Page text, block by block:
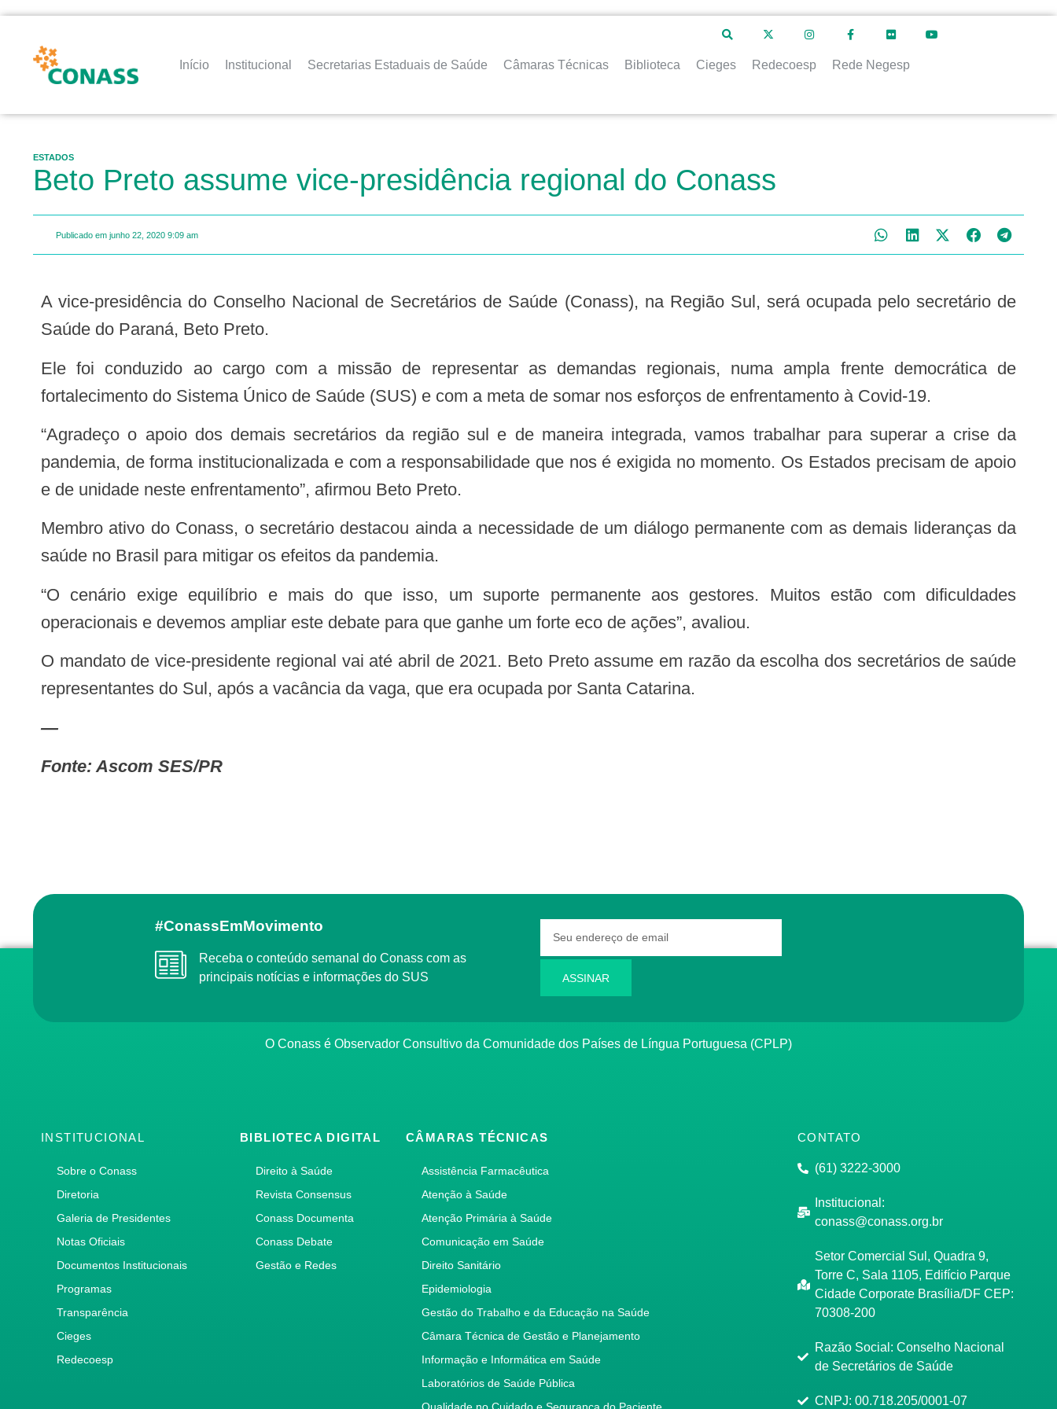
Início Institucional Secretarias Estaduais de Saúde Câmaras Técnicas Biblioteca Cieges Redecoesp Rede Negesp
ESTADOS
Beto Preto assume vice-presidência regional do Conass
Publicado em junho 22, 2020 9:09 am
A vice-presidência do Conselho Nacional de Secretários de Saúde (Conass), na Região Sul, será ocupada pelo secretário de
Saúde do Paraná, Beto Preto.
Ele foi conduzido ao cargo com a missão de representar as demandas regionais, numa ampla frente democrática de
fortalecimento do Sistema Único de Saúde (SUS) e com a meta de somar nos esforços de enfrentamento à Covid-19.
“Agradeço o apoio dos demais secretários da região sul e de maneira integrada, vamos trabalhar para superar a crise da
pandemia, de forma institucionalizada e com a responsabilidade que nos é exigida no momento. Os Estados precisam de apoio
e de unidade neste enfrentamento”, afirmou Beto Preto.
Membro ativo do Conass, o secretário destacou ainda a necessidade de um diálogo permanente com as demais lideranças da
saúde no Brasil para mitigar os efeitos da pandemia.
“O cenário exige equilíbrio e mais do que isso, um suporte permanente aos gestores. Muitos estão com dificuldades
operacionais e devemos ampliar este debate para que ganhe um forte eco de ações”, avaliou.
O mandato de vice-presidente regional vai até abril de 2021. Beto Preto assume em razão da escolha dos secretários de saúde
representantes do Sul, após a vacância da vaga, que era ocupada por Santa Catarina.
—
Fonte: Ascom SES/PR
#ConassEmMovimento
Receba o conteúdo semanal do Conass com as
principais notícias e informações do SUS
ASSINAR
O Conass é Observador Consultivo da Comunidade dos Países de Língua Portuguesa (CPLP)
INSTITUCIONAL
Sobre o Conass
Diretoria
Galeria de Presidentes
Notas Oficiais
Documentos Institucionais
Programas
Transparência
Cieges
Redecoesp
BIBLIOTECA DIGITAL
Direito à Saúde
Revista Consensus
Conass Documenta
Conass Debate
Gestão e Redes
CÂMARAS TÉCNICAS
Assistência Farmacêutica
Atenção à Saúde
Atenção Primária à Saúde
Comunicação em Saúde
Direito Sanitário
Epidemiologia
Gestão do Trabalho e da Educação na Saúde
Câmara Técnica de Gestão e Planejamento
Informação e Informática em Saúde
Laboratórios de Saúde Pública
Qualidade no Cuidado e Segurança do Paciente
CONTATO
(61) 3222-3000
Institucional:
conass@conass.org.br
Setor Comercial Sul, Quadra 9,
Torre C, Sala 1105, Edifício Parque
Cidade Corporate Brasília/DF CEP:
70308-200
Razão Social: Conselho Nacional
de Secretários de Saúde
CNPJ: 00.718.205/0001-07